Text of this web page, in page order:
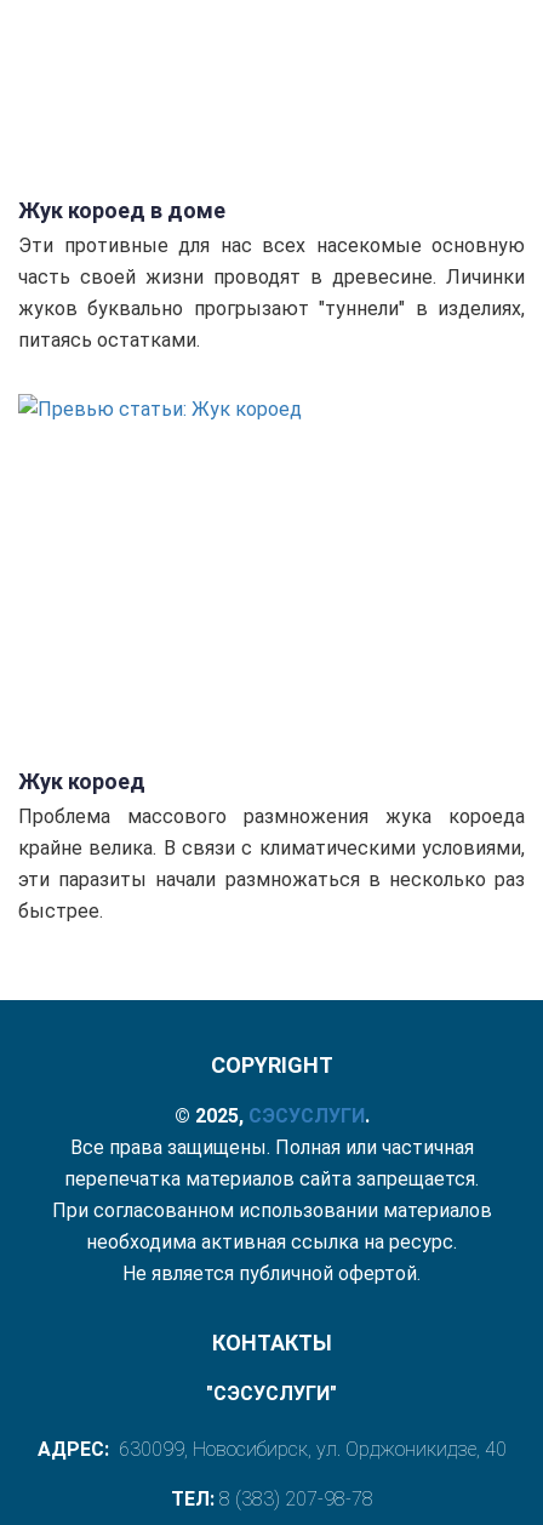
Жук короед в доме
Эти противные для нас всех насекомые основную
часть своей жизни проводят в древесине. Личинки
жуков буквально прогрызают "туннели" в изделиях,
питаясь остатками.
Жук короед
Проблема массового размножения жука короеда
крайне велика. В связи с климатическими условиями,
эти паразиты начали размножаться в несколько раз
быстрее.
COPYRIGHT
© 2025, СЭСУСЛУГИ.
Все права защищены. Полная или частичная
перепечатка материалов сайта запрещается.
При согласованном использовании материалов
необходима активная ссылка на ресурс.
Не является публичной офертой.
КОНТАКТЫ
"СЭСУСЛУГИ"
АДРЕС: 630099, Новосибирск, ул. Орджоникидзе, 40
ТЕЛ: 8 (383) 207-98-78